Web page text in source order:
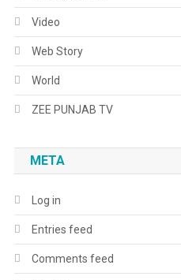
Video
Web Story
World
ZEE PUNJAB TV
META
Log in
Entries feed
Comments feed